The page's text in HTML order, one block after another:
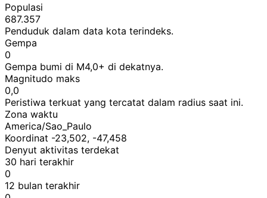
Populasi
687.357
Penduduk dalam data kota terindeks.
Gempa
0
Gempa bumi di M4,0+ di dekatnya.
Magnitudo maks
0,0
Peristiwa terkuat yang tercatat dalam radius saat ini.
Zona waktu
America/Sao_Paulo
Koordinat -23,502, -47,458
Denyut aktivitas terdekat
30 hari terakhir
0
12 bulan terakhir